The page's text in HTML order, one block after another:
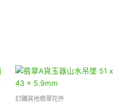
訂購其他翡翠花件